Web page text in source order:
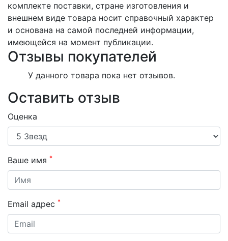
комплекте поставки, стране изготовления и
внешнем виде товара носит справочный характер
и основана на самой последней информации,
имеющейся на момент публикации.
Отзывы покупателей
У данного товара пока нет отзывов.
Оставить отзыв
Оценка
Ваше имя *
Email адрес *